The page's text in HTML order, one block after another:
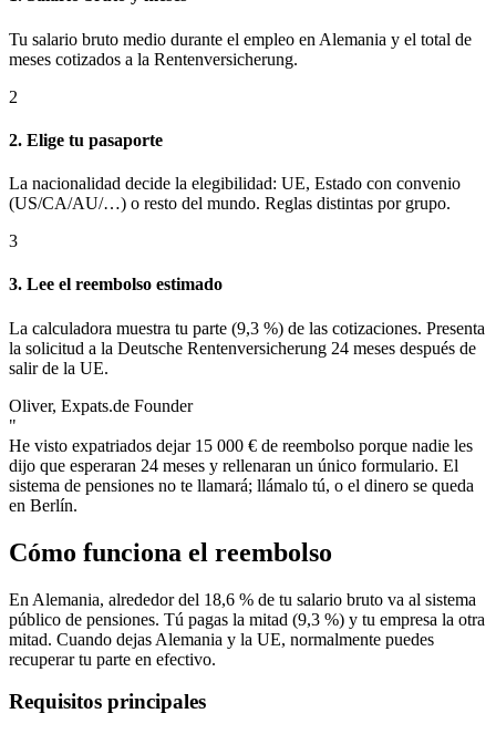
Tu salario bruto medio durante el empleo en Alemania y el total de
meses cotizados a la Rentenversicherung.
2
2. Elige tu pasaporte
La nacionalidad decide la elegibilidad: UE, Estado con convenio
(US/CA/AU/…) o resto del mundo. Reglas distintas por grupo.
3
3. Lee el reembolso estimado
La calculadora muestra tu parte (9,3 %) de las cotizaciones. Presenta
la solicitud a la Deutsche Rentenversicherung 24 meses después de
salir de la UE.
Oliver, Expats.de Founder
"
He visto expatriados dejar 15 000 € de reembolso porque nadie les
dijo que esperaran 24 meses y rellenaran un único formulario. El
sistema de pensiones no te llamará; llámalo tú, o el dinero se queda
en Berlín.
Cómo funciona el reembolso
En Alemania, alrededor del 18,6 % de tu salario bruto va al sistema
público de pensiones. Tú pagas la mitad (9,3 %) y tu empresa la otra
mitad. Cuando dejas Alemania y la UE, normalmente puedes
recuperar tu parte en efectivo.
Requisitos principales